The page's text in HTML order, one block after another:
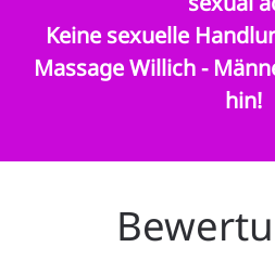
Keine sexuelle
Massage Willich -
hin!